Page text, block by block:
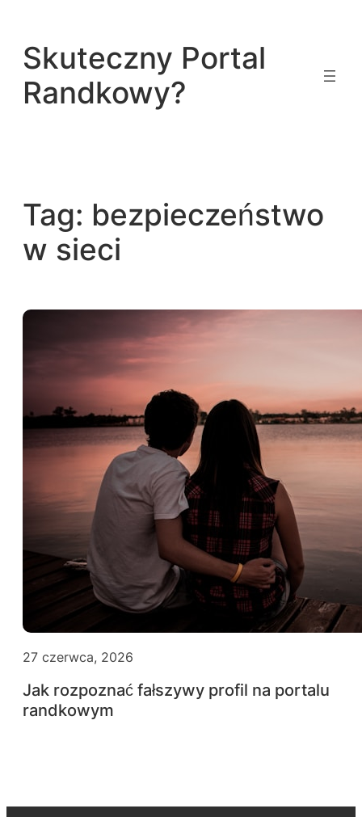
treści
Skuteczny Portal
Randkowy?
Tag: bezpieczeństwo
w sieci
27 czerwca, 2026
Jak rozpoznać fałszywy profil na portalu
randkowym